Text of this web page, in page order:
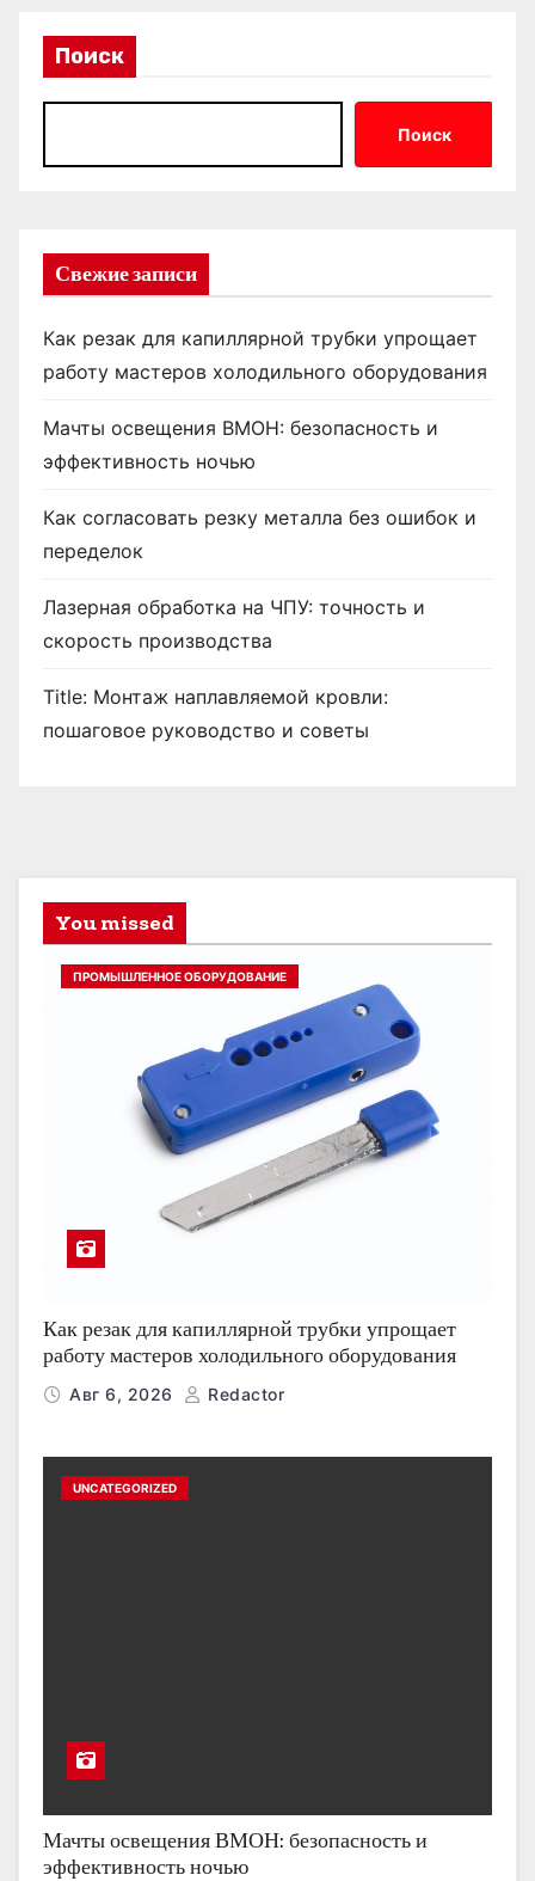
Поиск
Поиск
Свежие записи
Как резак для капиллярной трубки упрощает
работу мастеров холодильного оборудования
Мачты освещения ВМОН: безопасность и
эффективность ночью
Как согласовать резку металла без ошибок и
переделок
Лазерная обработка на ЧПУ: точность и
скорость производства
Title: Монтаж наплавляемой кровли:
пошаговое руководство и советы
You missed
ПРОМЫШЛЕННОЕ ОБОРУДОВАНИЕ
Как резак для капиллярной трубки упрощает
работу мастеров холодильного оборудования
Авг 6, 2026 Redactor
UNCATEGORIZED
Мачты освещения ВМОН: безопасность и
эффективность ночью